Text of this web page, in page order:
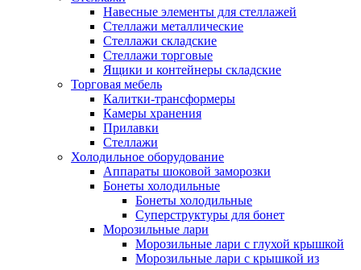
Навесные элементы для стеллажей
Стеллажи металлические
Стеллажи складские
Стеллажи торговые
Ящики и контейнеры складские
Торговая мебель
Калитки-трансформеры
Камеры хранения
Прилавки
Стеллажи
Холодильное оборудование
Аппараты шоковой заморозки
Бонеты холодильные
Бонеты холодильные
Суперструктуры для бонет
Морозильные лари
Морозильные лари с глухой крышкой
Морозильные лари с крышкой из